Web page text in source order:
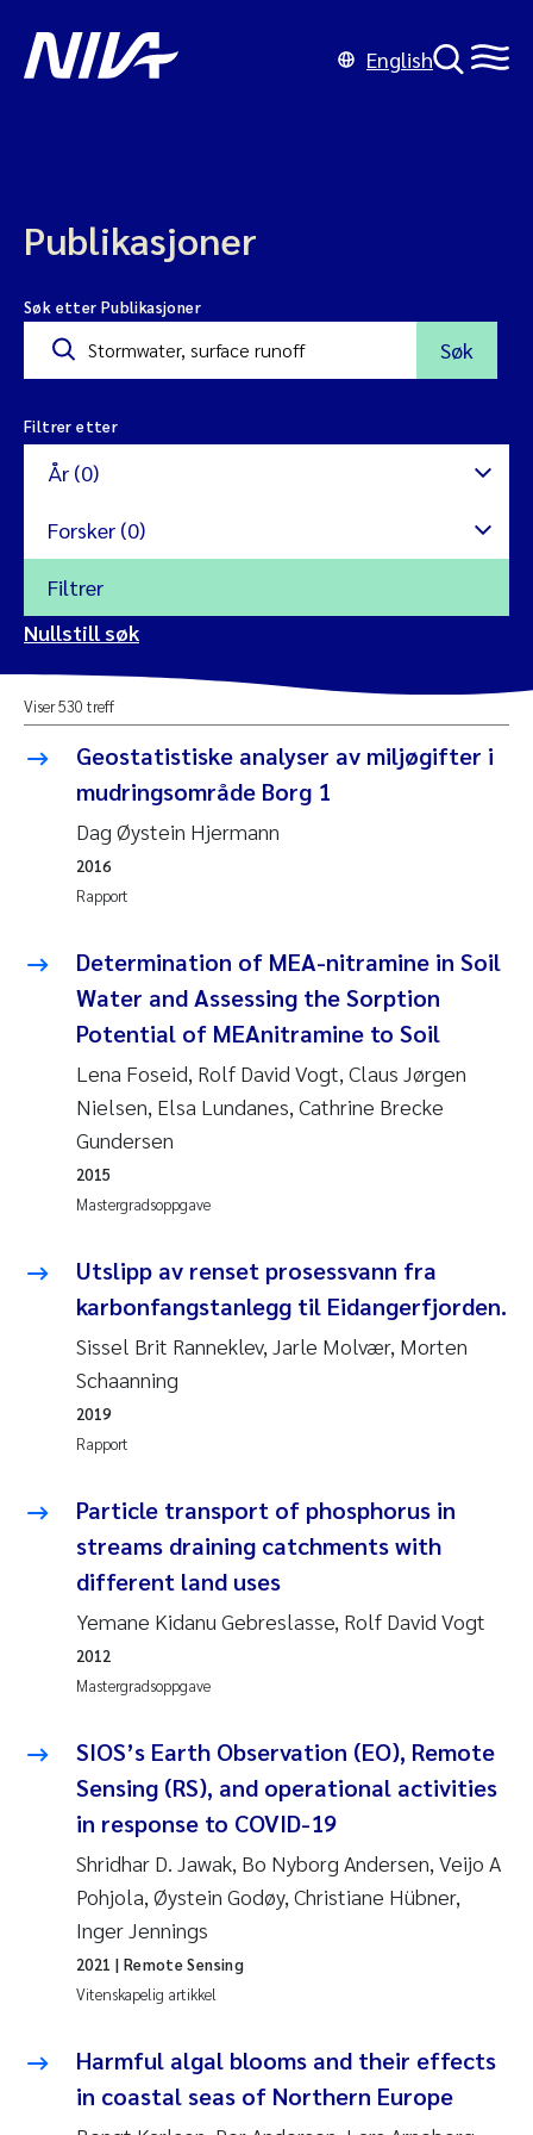
English
Publikasjoner
Søk etter Publikasjoner
Søk
Filtrer etter
År (0)
2024
2023
2022
2021
2020
2019
2018
2017
2016
2015
2014
2012
2011
2010
2008
2007
2006
2005
Forsker (0)
Yan Lin
Kristina Øie Kvile
Areti Balkoni
Marianne Stave Sekkenes
Charles Patrick Lavin
Eirin Aasland
Julia Szulecka
Aase Jeanette Kvanneid
Ellen Johannesen
Steen Wilhelm Knudsen
Paul Ragnar Berg
Sindre Langaas
Øyvind Kaste
Christian Vogelsang
Rolf David Vogt
Marta Moyano
Sandra Stadniczenko Gran
Anette Engesmo
Maximilian Nawrath
Emmy Falk Nøklebye
Kathrine Ivsett Johnsen
Line Johanne Barkved
Pawel Krzeminski
Nullstill
Filtrer
Nullstill søk
Viser 530 treff
Geostatistiske analyser av miljøgifter i
mudringsområde Borg 1
Dag Øystein Hjermann
Rapport
2016
Determination of MEA-nitramine in Soil
Water and Assessing the Sorption
Potential of MEAnitramine to Soil
Lena Foseid, Rolf David Vogt, Claus Jørgen
Nielsen, Elsa Lundanes, Cathrine Brecke
Gundersen
Mastergradsoppgave
2015
Utslipp av renset prosessvann fra
karbonfangstanlegg til Eidangerfjorden.
Sissel Brit Ranneklev, Jarle Molvær, Morten
Schaanning
Rapport
2019
Particle transport of phosphorus in
streams draining catchments with
different land uses
Yemane Kidanu Gebreslasse, Rolf David Vogt
Mastergradsoppgave
2012
SIOS’s Earth Observation (EO), Remote
Sensing (RS), and operational activities
in response to COVID-19
Shridhar D. Jawak, Bo Nyborg Andersen, Veijo A
Pohjola, Øystein Godøy, Christiane Hübner,
Inger Jennings
Vitenskapelig artikkel
2021 | Remote Sensing
Harmful algal blooms and their effects
in coastal seas of Northern Europe